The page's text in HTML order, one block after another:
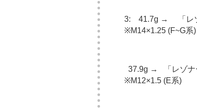
3: 41.7g → 「レゾ
※M14×1.25 (F~G系)
37.9g → 「レゾ
※M12×1.5 (E系)